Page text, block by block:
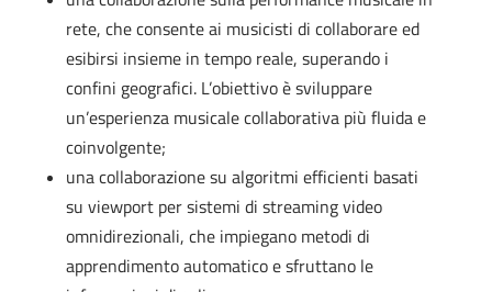
rete, che consente ai musicisti di collaborare ed
esibirsi insieme in tempo reale, superando i
confini geografici. L’obiettivo è sviluppare
un’esperienza musicale collaborativa più fluida e
coinvolgente;
una collaborazione su algoritmi efficienti basati
su viewport per sistemi di streaming video
omnidirezionali, che impiegano metodi di
apprendimento automatico e sfruttano le